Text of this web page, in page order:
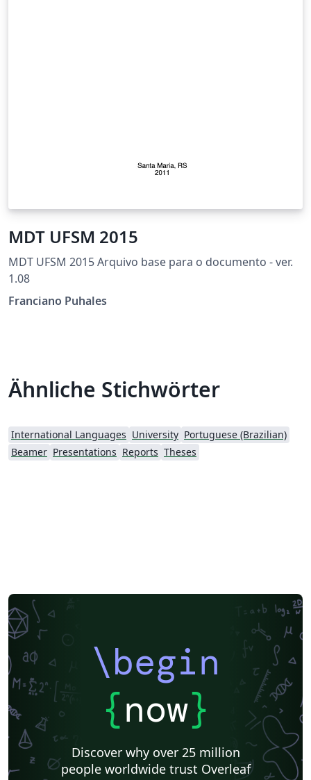
MDT UFSM 2015
MDT UFSM 2015 Arquivo base para o documento - ver.
1.08
Franciano Puhales
Ähnliche Stichwörter
International Languages University Portuguese (Brazilian)
Beamer Presentations Reports Theses
\begin
{now}
Discover why over 25 million
people worldwide trust Overleaf